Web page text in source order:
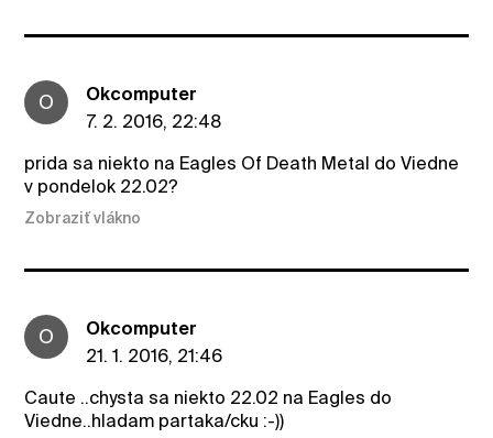
O
Okcomputer
7. 2. 2016, 22:48
prida sa niekto na Eagles Of Death Metal do Viedne
v pondelok 22.02?
Zobraziť vlákno
O
Okcomputer
21. 1. 2016, 21:46
Caute ..chysta sa niekto 22.02 na Eagles do
Viedne..hladam partaka/cku :-))